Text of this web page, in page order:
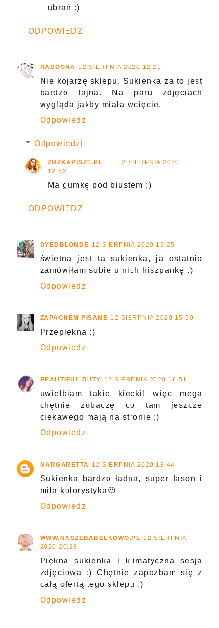
ubrań :)
ODPOWIEDZ
RADOSNA 12 SIERPNIA 2020 12:21
Nie kojarzę sklepu. Sukienka za to jest
bardzo fajna. Na paru zdjęciach
wygląda jakby miała wcięcie.
Odpowiedz
Odpowiedzi
ZUZKAPISZE.PL
12 SIERPNIA 2020
12:52
Ma gumkę pod biustem ;)
ODPOWIEDZ
DYEDBLONDE 12 SIERPNIA 2020 13:25
świetna jest ta sukienka, ja ostatnio
zamówiłam sobie u nich hiszpankę :)
Odpowiedz
ZAPACHEM PISANE 12 SIERPNIA 2020 15:50
Przepiękna :)
Odpowiedz
BEAUTIFUL DUTY 12 SIERPNIA 2020 16:51
uwielbiam takie kiecki! więc mega
chętnie zobaczę co tam jeszcze
ciekawego mają na stronie ;)
Odpowiedz
MARGARETTA 12 SIERPNIA 2020 18:44
Sukienka bardzo ładna, super fason i
miła kolorystyka😍
Odpowiedz
WWW.NASZEBABELKOWO.PL 12 SIERPNIA
2020 20:28
Piękna sukienka i klimatyczna sesja
zdjęciowa :) Chętnie zapozbam się z
całą ofertą tego sklepu :)
Odpowiedz